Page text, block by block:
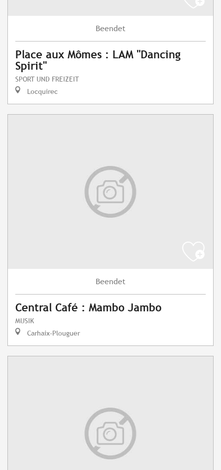
Beendet
Place aux Mômes : LAM "Dancing
Spirit"
SPORT UND FREIZEIT
Locquirec
Beendet
Central Café : Mambo Jambo
MUSIK
Carhaix-Plouguer